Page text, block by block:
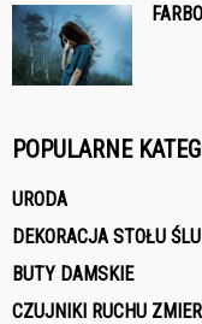
POPULARNE
URODA
DEKORACJA STOŁU
BUTY DAMSKIE
CZUJNIKI RUCHU